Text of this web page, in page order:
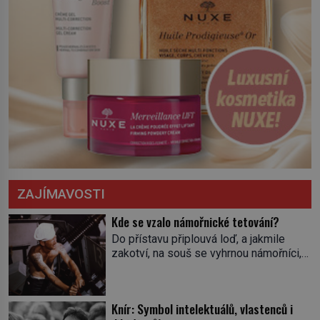
ZAJÍMAVOSTI
Kde se vzalo námořnické tetování?
Do přístavu připlouvá loď, a jakmile
zakotví, na souš se vyhrnou námořníci,
potetované paže. Námořnická kérka je
Knír: Symbol intelektuálů, vlastenců i